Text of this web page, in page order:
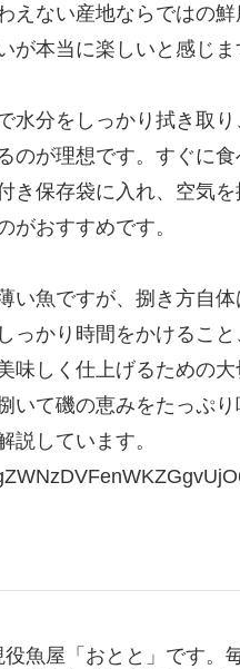
えない産地ならではの
が本当に楽しいと感じま
水分をしっかり拭き取
のが理想です。すぐに
き保存袋に入れ、空気
がおすすめです。
い魚ですが、捌き方自
っかり時間をかけるこ
味しく仕上げるための
いて磯の恵みをたっぷり
説しています。
魚屋「おとと」です。